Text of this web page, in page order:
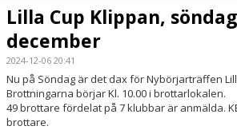
TRÄNINGSTIDER
TÄVLINGSPROGRAM
TÄVLINGSRESULTAT
Lilla Cup Klippan,
december
2024-12-06 20:41
Nu på Söndag är det dax för Nybörjarträffen
Brottningarna börjar Kl. 10.00 i brottarlokalen.
49 brottare fördelat på 7 klubbar är anmälda.
brottare.